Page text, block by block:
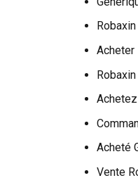
Acheter
Acheté
Vente